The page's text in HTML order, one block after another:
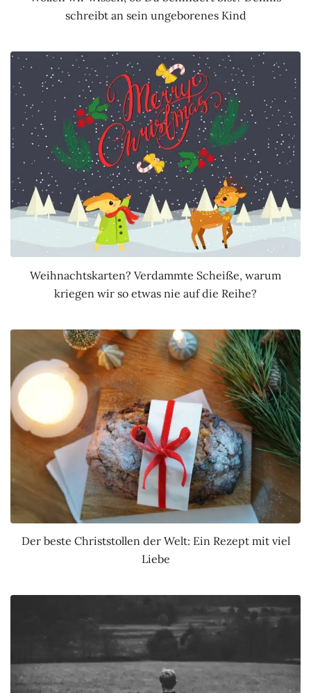
schreibt an sein ungeborenes Kind
Weihnachtskarten? Verdammte Scheiße, warum
kriegen wir so etwas nie auf die Reihe?
Der beste Christstollen der Welt: Ein Rezept mit viel
Liebe